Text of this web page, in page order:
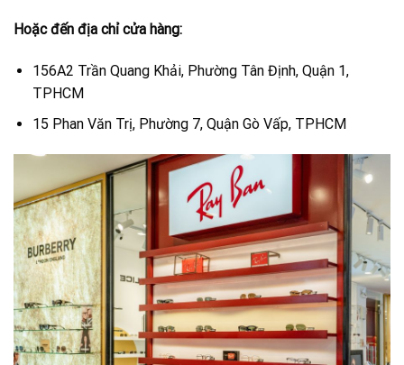
Hoặc đến địa chỉ cửa hàng:
156A2 Trần Quang Khải, Phường Tân Định, Quận 1,
TPHCM
15 Phan Văn Trị, Phường 7, Quận Gò Vấp, TPHCM